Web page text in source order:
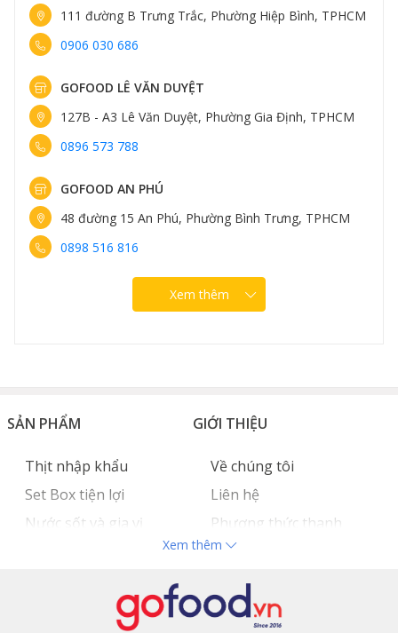
111 đường B Trưng Trắc, Phường Hiệp Bình, TPHCM
0906 030 686
GOFOOD LÊ VĂN DUYỆT
127B - A3 Lê Văn Duyệt, Phường Gia Định, TPHCM
0896 573 788
GOFOOD AN PHÚ
48 đường 15 An Phú, Phường Bình Trưng, TPHCM
0898 516 816
Xem thêm
SẢN PHẨM
Thịt nhập khẩu
Set Box tiện lợi
Nước sốt và gia vị
GIỚI THIỆU
Về chúng tôi
Liên hệ
Phương thức thanh
toán
Tuyển dụng
Xem thêm